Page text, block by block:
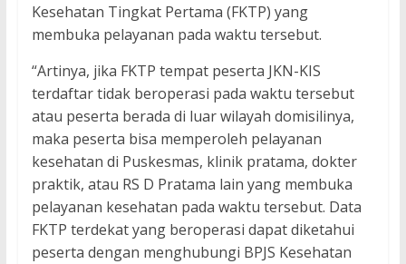
Kesehatan Tingkat Pertama (FKTP) yang
membuka pelayanan pada waktu tersebut.
“Artinya, jika FKTP tempat peserta JKN-KIS
terdaftar tidak beroperasi pada waktu tersebut
atau peserta berada di luar wilayah domisilinya,
maka peserta bisa memperoleh pelayanan
kesehatan di Puskesmas, klinik pratama, dokter
praktik, atau RS D Pratama lain yang membuka
pelayanan kesehatan pada waktu tersebut. Data
FKTP terdekat yang beroperasi dapat diketahui
peserta dengan menghubungi BPJS Kesehatan